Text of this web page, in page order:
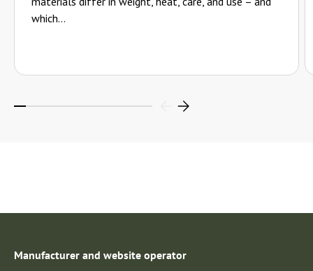
Moon-Gyeong A.
which...
Manufacturer and website operator